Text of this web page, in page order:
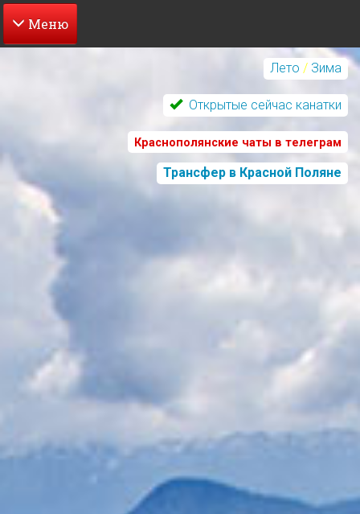
Перейти
Лето / Зима
Открытые сейчас канатки
Краснополянские чаты в телеграм
Трансфер в Красной Поляне